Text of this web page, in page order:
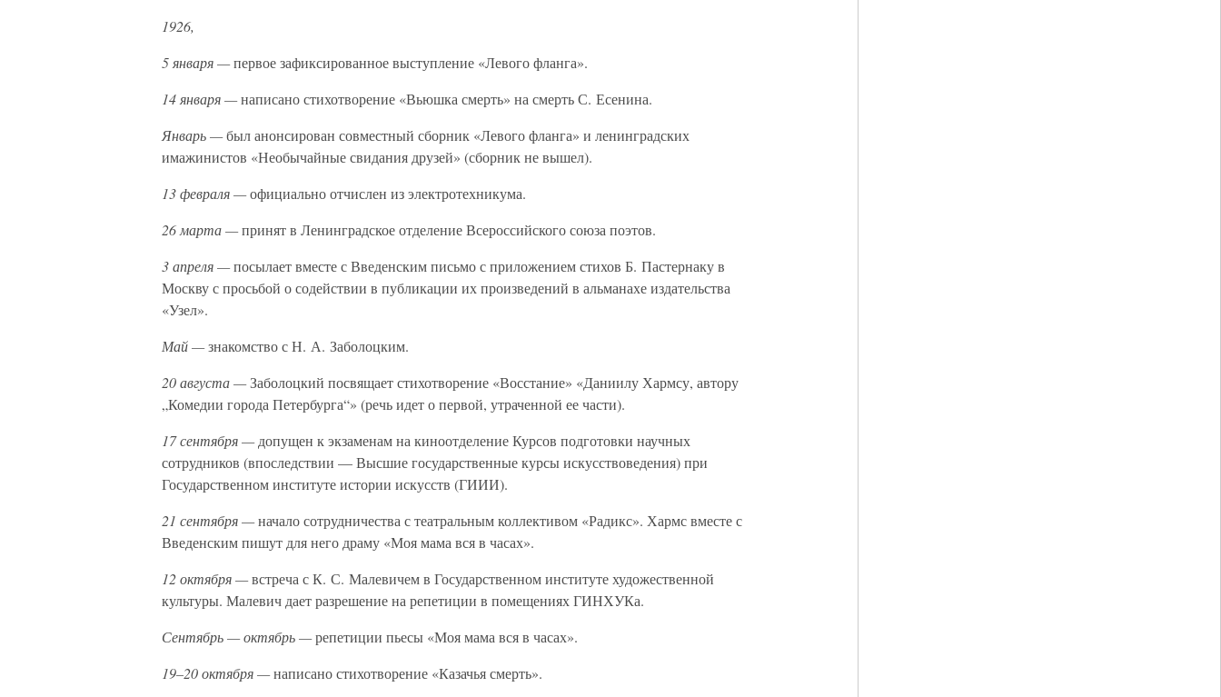
1926,
5 января —первое зафиксированное выступление «Левого фланга».
14 января —написано стихотворение «Вьюшка смерть» на смерть С. Есенина.
Январь —был анонсирован совместный сборник «Левого фланга» и ленинградских
имажинистов «Необычайные свидания друзей» (сборник не вышел).
13 февраля —официально отчислен из электротехникума.
26 марта —принят в Ленинградское отделение Всероссийского союза поэтов.
3 апреля —посылает вместе с Введенским письмо с приложением стихов Б. Пастернаку в
Москву с просьбой о содействии в публикации их произведений в альманахе издательства
«Узел».
Май —знакомство с Н. А. Заболоцким.
20 августа —Заболоцкий посвящает стихотворение «Восстание» «Даниилу Хармсу, автору
„Комедии города Петербурга“» (речь идет о первой, утраченной ее части).
17 сентября —допущен к экзаменам на киноотделение Курсов подготовки научных
сотрудников (впоследствии — Высшие государственные курсы искусствоведения) при
Государственном институте истории искусств (ГИИИ).
21 сентября —начало сотрудничества с театральным коллективом «Радикс». Хармс вместе с
Введенским пишут для него драму «Моя мама вся в часах».
12 октября —встреча с К. С. Малевичем в Государственном институте художественной
культуры. Малевич дает разрешение на репетиции в помещениях ГИНХУКа.
Сентябрь — октябрь —репетиции пьесы «Моя мама вся в часах».
19–20 октября —написано стихотворение «Казачья смерть».